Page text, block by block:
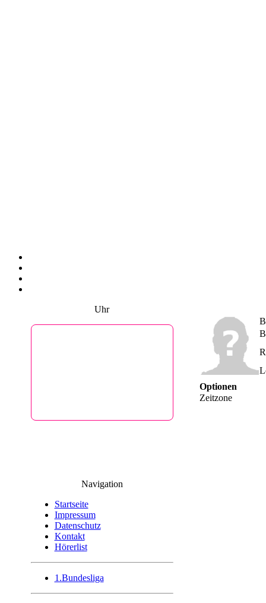
Uhr
DaysPedia.com
Navigation
Startseite
Impressum
Datenschutz
Kontakt
Hörerlist
1.Bundesliga
Optionen
Zeitzone